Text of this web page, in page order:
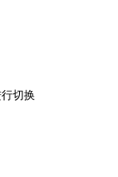
行切换